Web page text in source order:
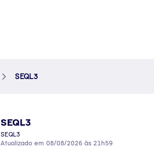
SEQL3
SEQL3
SEQL3
Atualizado em 08/08/2026 às 21h59